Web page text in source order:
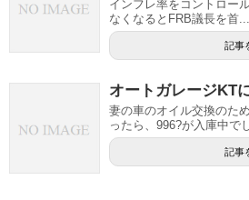
インフレ率をコントロー
なくなるとFRB議長を首...
記事
オートガレージKT
妻の車のオイル交換のた
ったら、996?が入庫中で
記事